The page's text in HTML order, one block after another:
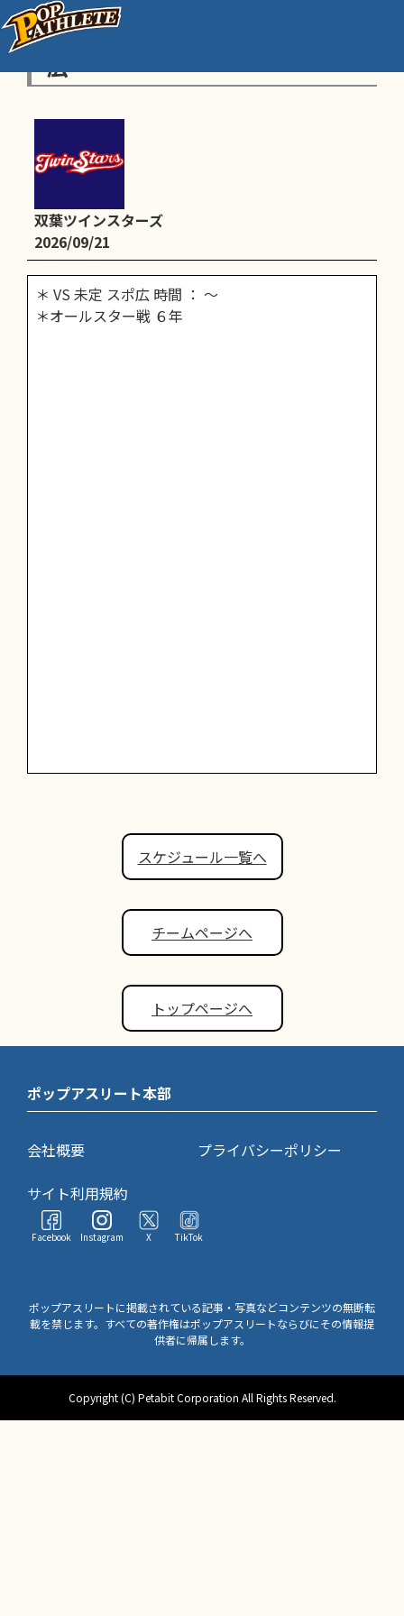
＊石狩オールスター戦 ６年 スポ
広
双葉ツインスターズ
2026/09/21
＊ VS 未定 スポ広 時間 ： ～
＊オールスター戦 ６年
スケジュール一覧へ
チームページへ
トップページへ
ポップアスリート本部
会社概要
プライバシーポリシー
サイト利用規約
Facebook Instagram X TikTok
ポップアスリートに掲載されている記事・写真などコンテンツの無断転
載を禁じます。すべての著作権はポップアスリートならびにその情報提
供者に帰属します。
Copyright (C) Petabit Corporation All Rights Reserved.